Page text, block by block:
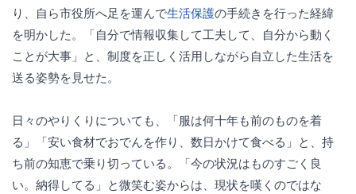
り、自ら市役所へ足を運んで生活保護の手続きを行った経緯
を明かした。「自分で情報収集して工夫して、自分から動く
ことが大事」と、制度を正しく活用しながら自立した生活を
送る姿勢を見せた。
日々のやりくりについても、「服は何十年も前のものを着
る」「安い食材でおでんを作り、数日かけて食べる」と、持
ち前の知恵で乗り切っている。「今の状況はものすごく良
い。納得してる」と微笑む姿からは、現状を嘆くのではな